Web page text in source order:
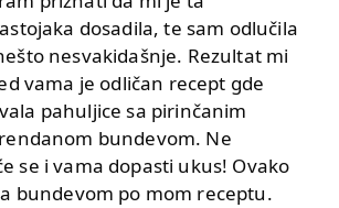
dosadila, te sam odlučila
nesvakidašnje. Rezultat mi
vama je odličan recept gde
pahuljice sa pirinčanim
bundevom. Ne
se i vama dopasti ukus! Ovako
bundevom po mom receptu.